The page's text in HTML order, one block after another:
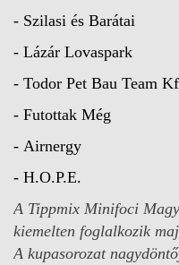
- Szilasi és Barátai
- Lázár Lovaspark
- Todor Pet Bau Team
- Futottak Még
- Airnergy
- H.O.P.E.
A Tippmix Minifoci
kiemelten foglalkozik
A kupasorozat